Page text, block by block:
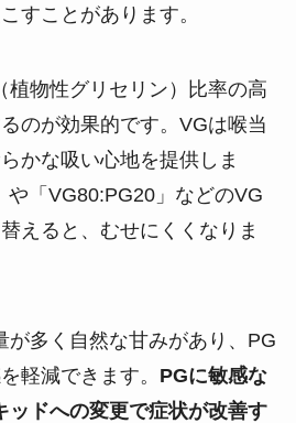
すことがあります。
植物性グリセリン）比率の高
のが効果的です。VGは喉当
かな吸い心地を提供しま
や「VG80:PG20」などのVG
えると、むせにくくなりま
が多く自然な甘みがあり、PG
軽減できます。 PGに敏感な
ッドへの変更で症状が改善す